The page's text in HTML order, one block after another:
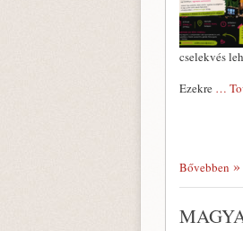
cselekvés
Ezekre …
Bővebben